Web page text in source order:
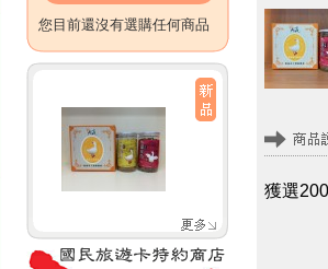
您目前還沒有選購任何商品
獲選